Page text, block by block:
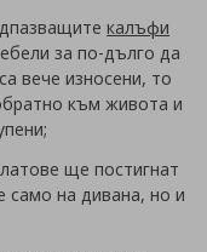
калъфи
за по-дълго да
вече износени, то
към живота и
ще постигнат
само на дивана, но и